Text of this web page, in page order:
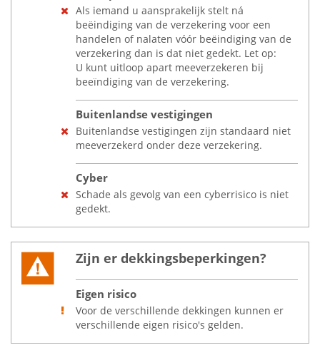
Als iemand u aansprakelijk stelt ná
beëindiging van de verzekering voor een
handelen of nalaten vóór beëindiging van de
verzekering dan is dat niet gedekt. Let op:
U kunt uitloop apart meeverzekeren bij
beeïndiging van de verzekering.
Buitenlandse vestigingen
Buitenlandse vestigingen zijn standaard niet
meeverzekerd onder deze verzekering.
Cyber
Schade als gevolg van een cyberrisico is niet
gedekt.
Zijn er dekkingsbeperkingen?
Eigen risico
Voor de verschillende dekkingen kunnen er
verschillende eigen risico's gelden.